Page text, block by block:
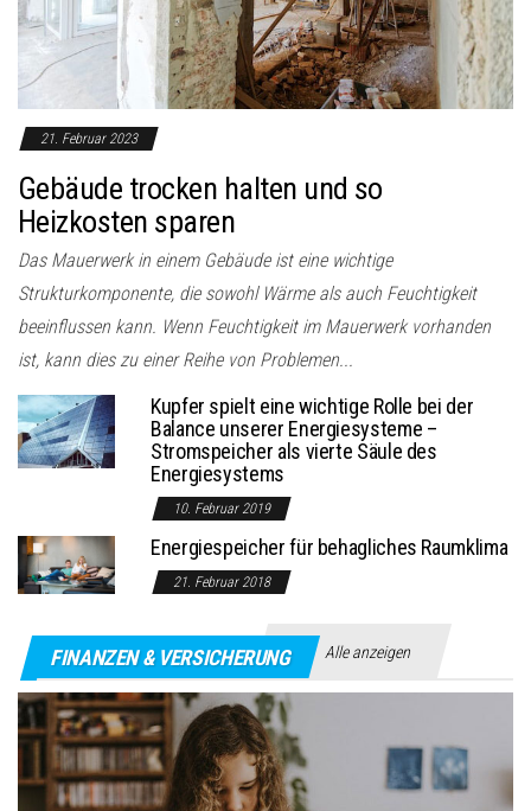
21. Februar 2023
Gebäude trocken halten und so
Heizkosten sparen
Das Mauerwerk in einem Gebäude ist eine wichtige
Strukturkomponente, die sowohl Wärme als auch Feuchtigkeit
beeinflussen kann. Wenn Feuchtigkeit im Mauerwerk vorhanden
ist, kann dies zu einer Reihe von Problemen...
Kupfer spielt eine wichtige Rolle bei der
Balance unserer Energiesysteme –
Stromspeicher als vierte Säule des
Energiesystems
10. Februar 2019
Energiespeicher für behagliches Raumklima
21. Februar 2018
FINANZEN & VERSICHERUNG Alle anzeigen